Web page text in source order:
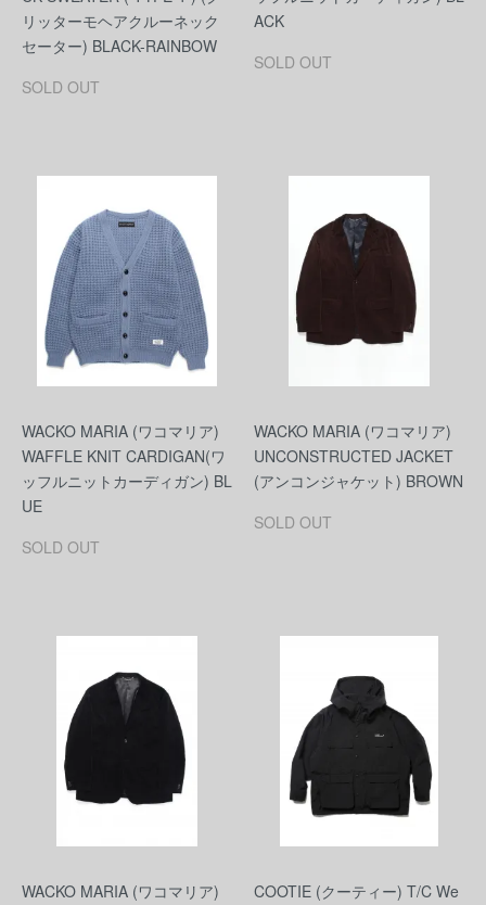
リッターモヘアクルーネック
セーター) BLACK-RAINBOW
SOLD OUT
ACK
SOLD OUT
WACKO MARIA (ワコマリア)
WAFFLE KNIT CARDIGAN(ワ
ッフルニットカーディガン) BL
UE
SOLD OUT
WACKO MARIA (ワコマリア)
UNCONSTRUCTED JACKET
(アンコンジャケット) BROWN
SOLD OUT
WACKO MARIA (ワコマリア)
COOTIE (クーティー) T/C We